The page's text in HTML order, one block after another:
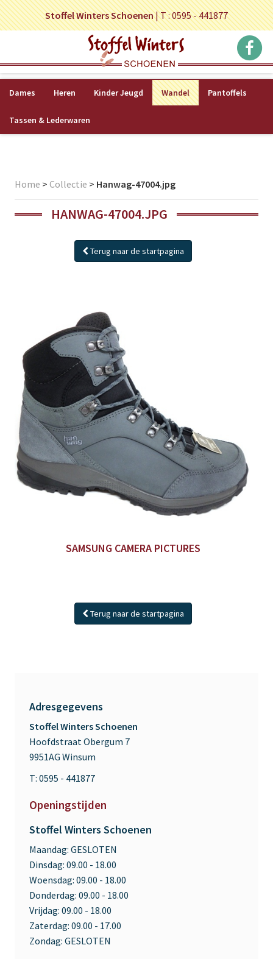
Stoffel Winters Schoenen|T : 0595 - 441877
Dames Heren Kinder Jeugd Wandel Pantoffels
Tassen & Lederwaren
Home > Collectie > Hanwag-47004.jpg
HANWAG-47004.JPG
Terug naar de startpagina
SAMSUNG CAMERA PICTURES
Terug naar de startpagina
Adresgegevens
Stoffel Winters Schoenen
Hoofdstraat Obergum 7
9951AG Winsum
T: 0595 - 441877
Openingstijden
Stoffel Winters Schoenen
Maandag: GESLOTEN
Dinsdag: 09.00 - 18.00
Woensdag: 09.00 - 18.00
Donderdag: 09.00 - 18.00
Vrijdag: 09.00 - 18.00
Zaterdag: 09.00 - 17.00
Zondag: GESLOTEN